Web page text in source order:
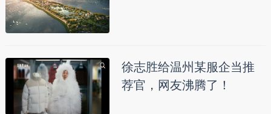
徐志胜给温州某服企当推
荐官，网友沸腾了！